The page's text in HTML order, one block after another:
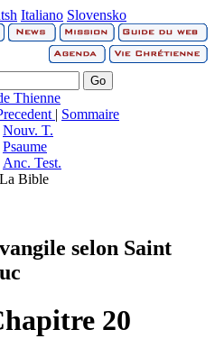
Italiano Slovensko
Thienne
| Sommaire
Nouv. T.
Psaume
Anc. Test.
selon Saint
20